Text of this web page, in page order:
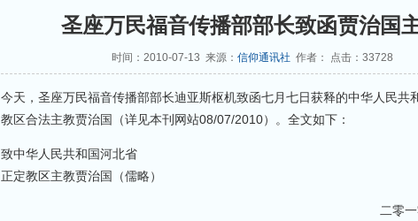
圣座万民福音传播部部长致函贾治国
时间：2010-07-13 来源： 信仰通讯社 作者： 点击： 33728
今天，圣座万民福音传播部部长迪亚斯枢机致函七月七日获释的中华人民共
教区合法主教贾治国（详见本刊网站08/07/2010）。全文如下：
致中华人民共和国河北省
正定教区主教贾治国（儒略）
二零